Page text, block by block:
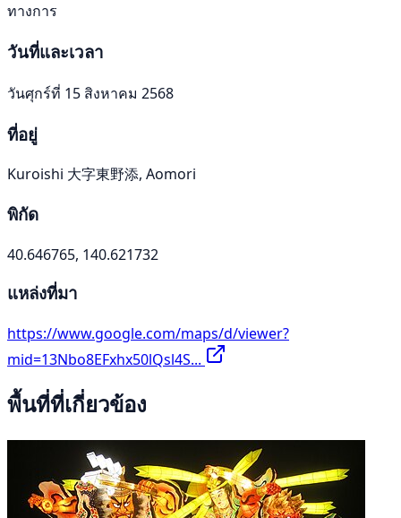
ทางการ
วันที่และเวลา
วันศุกร์ที่ 15 สิงหาคม 2568
ที่อยู่
Kuroishi 大字東野添, Aomori
พิกัด
40.646765, 140.621732
แหล่งที่มา
https://www.google.com/maps/d/viewer?
mid=13Nbo8EFxhx50lQsl4S...
พื้นที่ที่เกี่ยวข้อง